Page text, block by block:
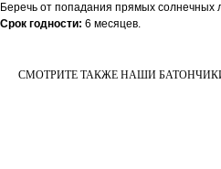
Беречь от попадания прямых солнечных
Срок годности: 6 месяцев.
СМОТРИТЕ ТАКЖЕ НАШИ